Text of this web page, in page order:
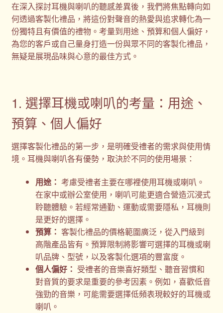
在深入探討耳機與喇叭的聽感差異後，我們將焦點轉向如
何透過客製化禮品，將這份對聲音的熱愛與追求轉化為一
份獨特且有價值的禮物。考量到用途、預算和個人偏好，
為您的客戶或自己量身打造一份與眾不同的客製化禮品，
無疑是展現品味與心意的最佳方式。
1. 選擇耳機或喇叭的考量：用途、
預算、個人偏好
選擇客製化禮品的第一步，是明確受禮者的需求與使用情
境。耳機與喇叭各有優勢，取決於不同的使用場景：
用途： 考慮受禮者主要在哪裡使用耳機或喇叭。
在家中或辦公室使用，喇叭可能更適合營造沉浸式
聆聽體驗。若經常通勤、運動或需要隱私，耳機則
是更好的選擇。
預算： 客製化禮品的價格範圍廣泛，從入門級到
高階產品皆有。預算限制將影響可選擇的耳機或喇
叭品牌、型號，以及客製化選項的豐富度。
個人偏好： 受禮者的音樂喜好類型、聽音習慣和
對音質的要求是重要的參考因素。例如，喜歡低音
強勁的音樂，可能需要選擇低頻表現較好的耳機或
喇叭。